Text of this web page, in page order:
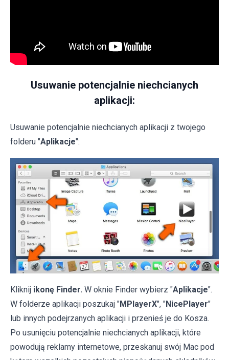
Usuwanie potencjalnie niechcianych
aplikacji:
Usuwanie potencjalnie niechcianych aplikacji z twojego
folderu "Aplikacje":
Kliknij ikonę Finder. W oknie Finder wybierz "Aplikacje".
W folderze aplikacji poszukaj "MPlayerX", "NicePlayer"
lub innych podejrzanych aplikacji i przenieś je do Kosza.
Po usunięciu potencjalnie niechcianych aplikacji, które
powodują reklamy internetowe, przeskanuj swój Mac pod